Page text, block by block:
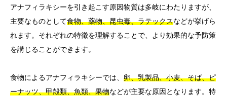
アナフィラキシーを引き起こす原因物質は多岐にわたりますが、
主要なものとして食物、薬物、昆虫毒、ラテックスなどが挙げら
れます。それぞれの特徴を理解することで、より効果的な予防策
を講じることができます。
食物によるアナフィラキシーでは、 卵、乳製品、小麦、そば、ピ
ーナッツ、甲殻類、魚類、果物などが主要な原因となります。特